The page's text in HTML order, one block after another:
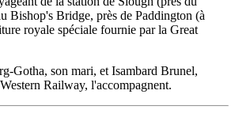
Bishop's Bridge, près de Paddington (à
royale spéciale fournie par la Great
Gotha, son mari, et Isambard Brunel,
Railway, l'accompagnent.